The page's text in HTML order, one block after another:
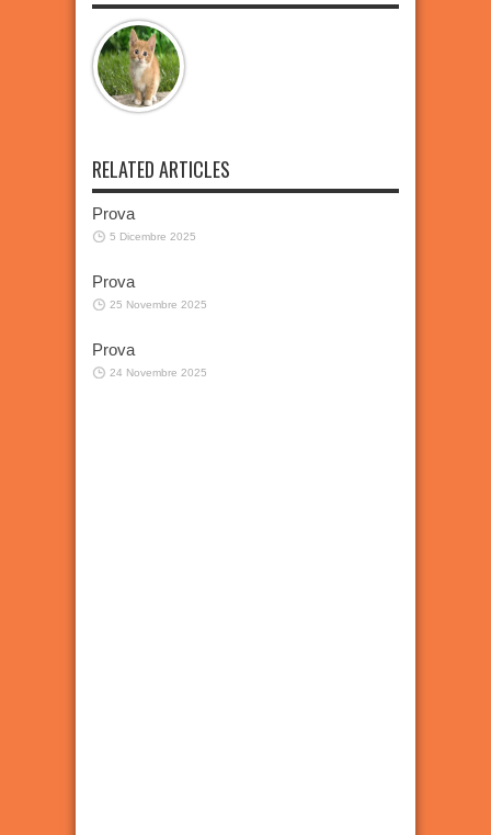
RELATED ARTICLES
Prova
5 Dicembre 2025
Prova
25 Novembre 2025
Prova
24 Novembre 2025